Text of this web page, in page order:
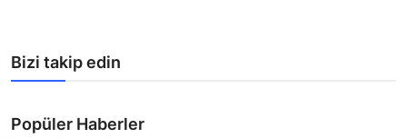
Bizi takip edin
Popüler Haberler